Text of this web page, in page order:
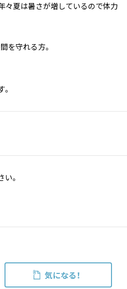
々夏は暑さが増しているので体力
時間を守れる方。
。
気になる！